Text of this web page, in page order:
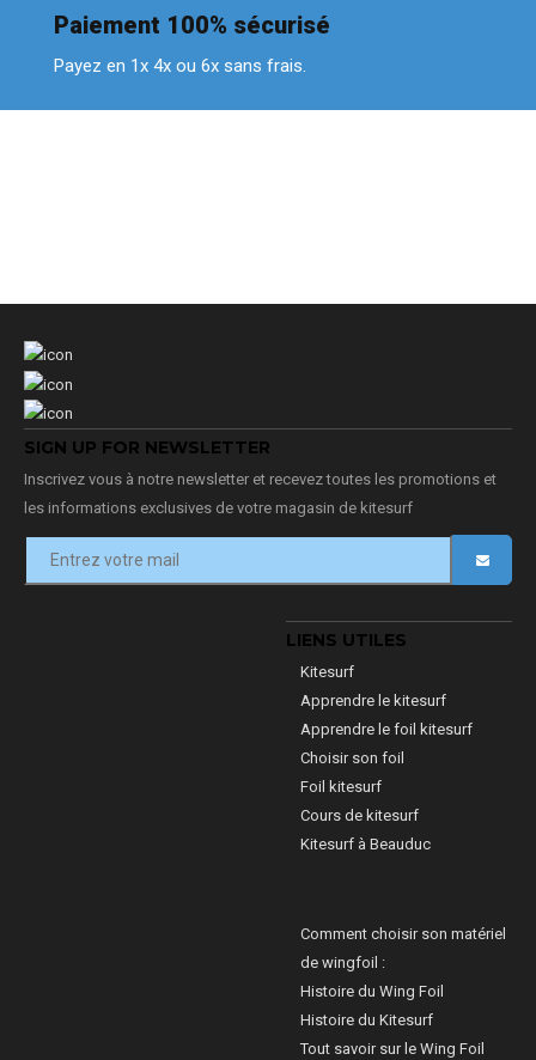
Paiement 100% sécurisé
Payez en 1x 4x ou 6x sans frais.
SIGN UP FOR NEWSLETTER
Inscrivez vous à notre newsletter et recevez toutes les promotions et
les informations exclusives de votre magasin de kitesurf
LIENS UTILES
Kitesurf
Apprendre le kitesurf
Apprendre le foil kitesurf
Choisir son foil
Foil kitesurf
Cours de kitesurf
Kitesurf à Beauduc
Comment choisir son matériel
de wingfoil :
Histoire du Wing Foil
Histoire du Kitesurf
Tout savoir sur le Wing Foil